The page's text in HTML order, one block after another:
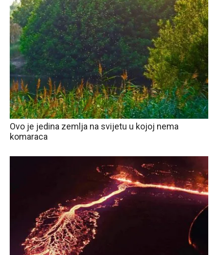
Ovo je jedina zemlja na svijetu u kojoj nema
komaraca